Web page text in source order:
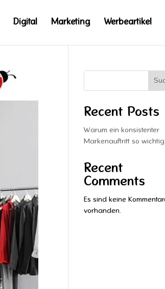
Digital Marketing Werbeartikel
Recent Posts
Warum ein konsistenter
Markenauftritt so
Recent
Comments
Es sind keine
vorhanden.